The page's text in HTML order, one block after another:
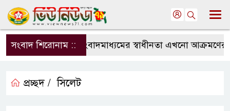
সংবাদ শিরোনাম ::সংবাদমাধ্যমের স্বাধীনতা এখনো আক্রমণের
প্রচ্ছদ / সিলেট